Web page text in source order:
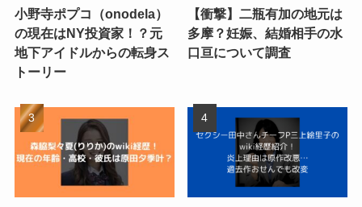
小野寺ポプコ（onodela）
の現在はNY投資家！？元
地下アイドルからの転身ス
トーリー
【衝撃】二瓶有加の地元は
多摩？妊娠、結婚相手の水
口亘について調査